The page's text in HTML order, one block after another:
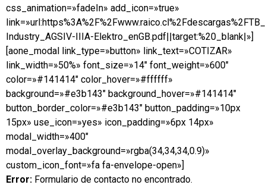
css_animation=»fadeIn» add_icon=»true»
Industry_AGSIV-IIIA-Elektro_enGB.pdf||target:%20_blank|»]
[aone_modal link_type=»button» link_text=»COTIZAR»
link_width=»50%» font_size=»14″ font_weight=»600″
color=»#141414″ color_hover=»#ffffff»
background=»#e3b143″ background_hover=»#141414″
button_border_color=»#e3b143″ button_padding=»10px
15px» use_icon=»yes» icon_padding=»6px 14px»
modal_width=»400″
modal_overlay_background=»rgba(34,34,34,0.9)»
custom_icon_font=»fa fa-envelope-open»]
Error: Formulario de contacto no encontrado.